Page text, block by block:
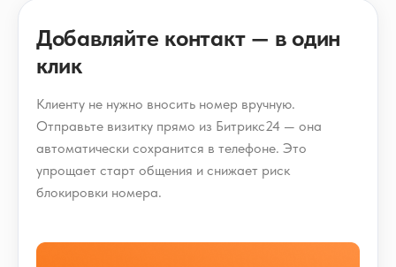
Добавляйте контакт — в один
клик
Клиенту не нужно вносить номер вручную.
Отправьте визитку прямо из Битрикс24 — она
автоматически сохранится в телефоне. Это
упрощает старт общения и снижает риск
блокировки номера.